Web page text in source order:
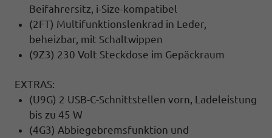
Beifahrersitz, i-Size-kompatibel
(2FT) Multifunktionslenkrad in Leder,
beheizbar, mit Schaltwippen
(9Z3) 230 Volt Steckdose im Gepäckraum
EXTRAS:
(U9G) 2 USB-C-Schnittstellen vorn, Ladeleistung
bis zu 45 W
(4G3) Abbiegebremsfunktion und